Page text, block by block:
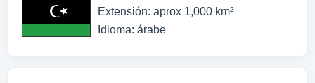
Extensión: aprox 1,000 km²
Idioma: árabe